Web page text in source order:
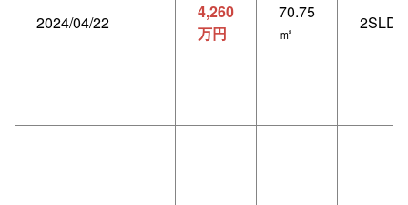
2024/04/22
4,260
万円
70.75
㎡
2SLDK